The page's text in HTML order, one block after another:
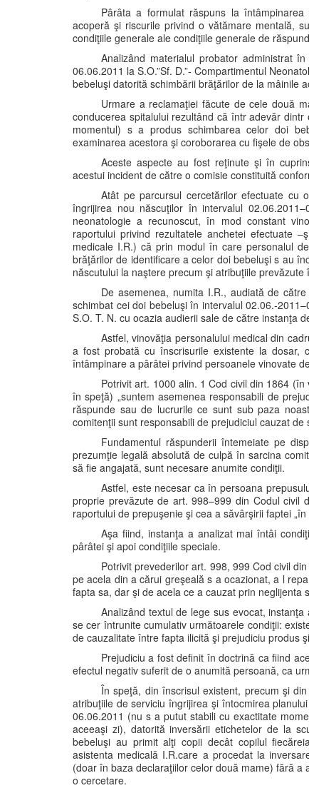
Pârâta a formulat răspuns la
acoperă şi riscurile privind o vătămare mentală,
condiţiile generale ale condiţiile generale de
Analizând materialul probator administrat
06.06.2011 la S.O.”Sf. D.”- Compartimentul
bebeluşi datorită schimbării brăţărilor de la mâinile
Urmare a reclamaţiei făcute de cele două
conducerea spitalului rezultând că într adevăr
momentul) s a produs schimbarea celor doi
examinarea acestora şi coroborarea cu fişele de
Aceste aspecte au fost reţinute şi în
acestui incident de către o comisie constituită
Atât pe parcursul cercetărilor efectuate cu
îngrijirea nou născuţilor în intervalul
neonatologie a recunoscut, în mod constant
raportului privind rezultatele anchetei efectuate
medicale I.R.) că prin modul în care personalul
brăţărilor de identificare a celor doi bebeluşi s au
născutului la naştere precum şi atribuţiile prevăzute
De asemenea, numita I.R., audiată de
schimbat cei doi bebeluşi în intervalul 02.06.-
S.O. T. N. cu ocazia audierii sale de către instanţa
Astfel, vinovăţia personalului medical din
a fost probată cu înscrisurile existente la dosar,
întâmpinare a pârâtei privind persoanele vinovate
Potrivit art. 1000 alin. 1 Cod civil din 1864
în speţă) „suntem asemenea responsabili de
răspunde sau de lucrurile ce sunt sub paza
comitenţii sunt responsabili de prejudiciul cauzat
Fundamentul răspunderii întemeiate pe
prezumţie legală absolută de culpă în sarcina
să fie angajată, sunt necesare anumite condiţii.
Astfel, este necesar ca în persoana
proprie prevăzute de art. 998–999 din Codul civil
raportului de prepuşenie şi cea a săvârşirii faptei
Aşa fiind, instanţa a analizat mai întâi
pârâtei şi apoi condiţiile speciale.
Potrivit prevederilor art. 998, 999 Cod civil
pe acela din a cărui greşeală s a ocazionat, a l
fapta sa, dar şi de acela ce a cauzat prin neglijenta
Analizând textul de lege sus evocat,
se cer întrunite cumulativ următoarele condiţii:
de cauzalitate între fapta ilicită şi prejudiciu produs
Prejudiciu a fost definit în doctrină ca fiind
efectul negativ suferit de o anumită persoană, ca
În speţă, din înscrisul existent, precum şi
atribuţiile de serviciu îngrijirea şi întocmirea
06.06.2011 (nu s a putut stabili cu exactitate
aceeaşi zi), datorită inversării etichetelor de la
bebeluşi au primit alţi copii decât copilul
asistenta medicală I.R.care a procedat la
(doar în baza declaraţiilor celor două mame) fără
o cercetare.